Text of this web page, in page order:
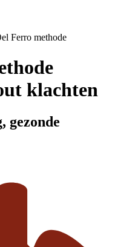
klachten
gezonde